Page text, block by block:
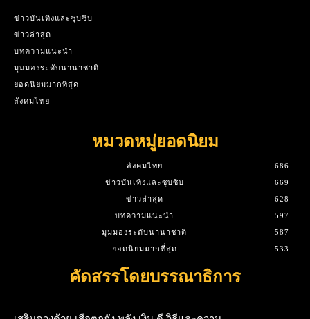
ข่าวบันเทิงและซุบซิบ
ข่าวล่าสุด
บทความแนะนำ
มุมมองระดับนานาชาติ
ยอดนิยมมากที่สุด
สังคมไทย
หมวดหมู่ยอดนิยม
สังคมไทย
686
ข่าวบันเทิงและซุบซิบ
669
ข่าวล่าสุด
628
บทความแนะนำ
597
มุมมองระดับนานาชาติ
587
ยอดนิยมมากที่สุด
533
คัดสรรโดยบรรณาธิการ